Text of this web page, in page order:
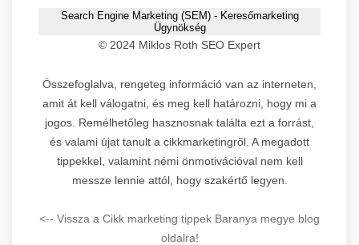
Search Engine Marketing (SEM) - Keresőmarketing
Ügynökség
© 2024 Miklos Roth SEO Expert
Összefoglalva, rengeteg információ van az interneten,
amit át kell válogatni, és meg kell határozni, hogy mi a
jogos. Remélhetőleg hasznosnak találta ezt a forrást,
és valami újat tanult a cikkmarketingről. A megadott
tippekkel, valamint némi önmotivációval nem kell
messze lennie attól, hogy szakértő legyen.
<-- Vissza a Cikk marketing tippek Baranya megye blog
oldalra!